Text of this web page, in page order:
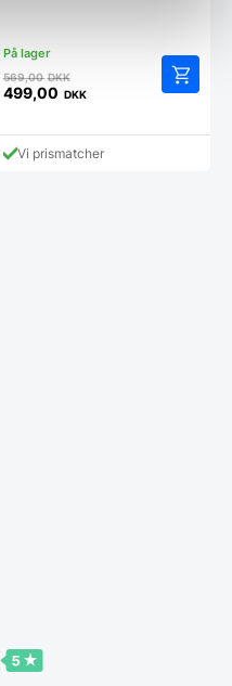
569,00DKKDen
oprindelige
var:
569,00 DKK.
499,00 DKK
aktuelle
prisVi prismatcher